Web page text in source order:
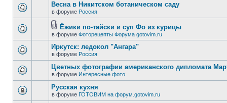
Весна в Никитском ботаническом саду
в форуме Россия
Ёжики по-тайски и суп Фо из курицы
в форуме Фоторецепты Форума gotovim.ru
Иркутск: ледокол "Ангара"
в форуме Россия
Цветных фотографии американского дипломата
в форуме Интересные фото
Русская кухня
в форуме ГОТОВИМ на форум.gotovim.ru